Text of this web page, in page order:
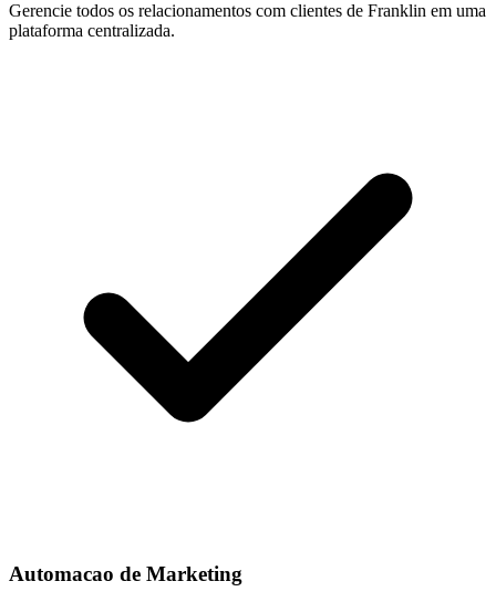
Gerencie todos os relacionamentos com clientes de Franklin em uma
plataforma centralizada.
Automacao de Marketing